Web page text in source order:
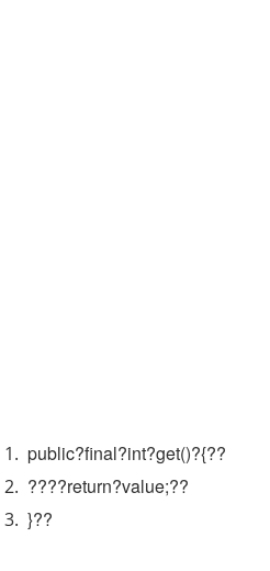
public?final?int?get()?{??
????return?value;??
}??